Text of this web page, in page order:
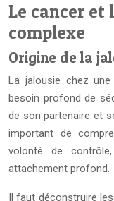
Le cancer et
complexe
Origine de la
La jalousie chez
besoin profond de
de son partenaire et
important de
volonté de
attachement profond.
Il faut déconstruire